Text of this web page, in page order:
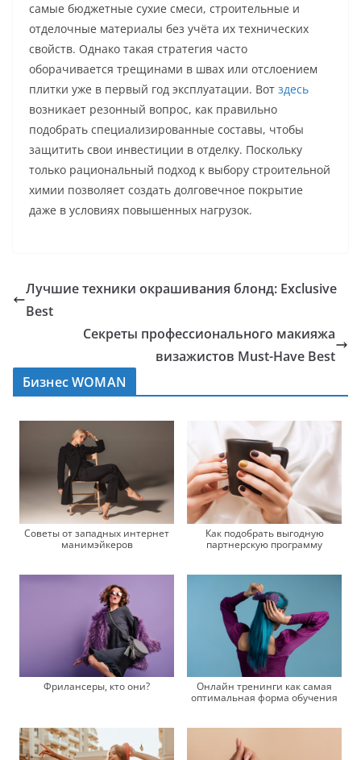
самые бюджетные сухие смеси, строительные и
отделочные материалы без учёта их технических
свойств. Однако такая стратегия часто
оборачивается трещинами в швах или отслоением
плитки уже в первый год эксплуатации. Вот здесь
возникает резонный вопрос, как правильно
подобрать специализированные составы, чтобы
защитить свои инвестиции в отделку. Поскольку
только рациональный подход к выбору строительной
химии позволяет создать долговечное покрытие
даже в условиях повышенных нагрузок.
Лучшие техники окрашивания блонд: Exclusive
Best
Секреты профессионального макияжа
визажистов Must-Have Best
Бизнес WOMAN
Советы от западных интернет
манимэйкеров
Как подобрать выгодную
партнерскую программу
Фрилансеры, кто они?
Онлайн тренинги как самая
оптимальная форма обучения